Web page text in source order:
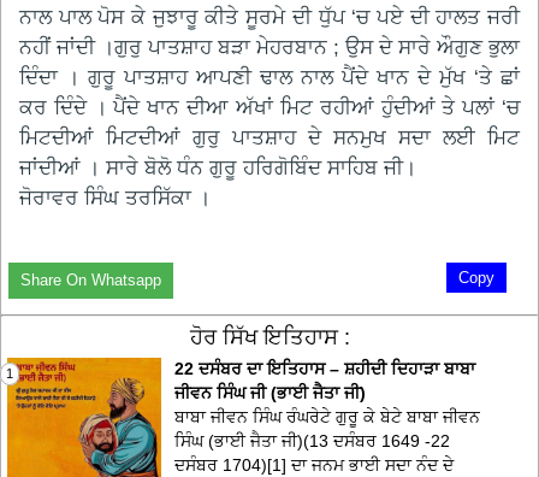
ਨਾਲ ਪਾਲ ਪੋਸ ਕੇ ਜੁਝਾਰੂ ਕੀਤੇ ਸੂਰਮੇ ਦੀ ਧੁੱਪ ‘ਚ ਪਏ ਦੀ ਹਾਲਤ ਜਰੀ
ਨਹੀਂ ਜਾਂਦੀ ।ਗੁਰੁ ਪਾਤਸ਼ਾਹ ਬੜਾ ਮੇਹਰਬਾਨ ; ਉਸ ਦੇ ਸਾਰੇ ਔਗੁਣ ਭੁਲਾ
ਦਿੰਦਾ । ਗੁਰੂ ਪਾਤਸ਼ਾਹ ਆਪਣੀ ਢਾਲ ਨਾਲ ਪੈਂਦੇ ਖਾਨ ਦੇ ਮੁੱਖ ‘ਤੇ ਛਾਂ
ਕਰ ਦਿੰਦੇ । ਪੈਂਦੇ ਖਾਨ ਦੀਆ ਅੱਖਾਂ ਮਿਟ ਰਹੀਆਂ ਹੁੰਦੀਆਂ ਤੇ ਪਲਾਂ ‘ਚ
ਮਿਟਦੀਆਂ ਮਿਟਦੀਆਂ ਗੁਰੁ ਪਾਤਸ਼ਾਹ ਦੇ ਸਨਮੁਖ ਸਦਾ ਲਈ ਮਿਟ
ਜਾਂਦੀਆਂ । ਸਾਰੇ ਬੋਲੋ ਧੰਨ ਗੁਰੂ ਹਰਿਗੋਬਿੰਦ ਸਾਹਿਬ ਜੀ।
ਜੋਰਾਵਰ ਸਿੰਘ ਤਰਸਿੱਕਾ ।
Copy
Share On Whatsapp
ਹੋਰ ਸਿੱਖ ਇਤਿਹਾਸ :
1
22 ਦਸੰਬਰ ਦਾ ਇਤਿਹਾਸ – ਸ਼ਹੀਦੀ ਦਿਹਾੜਾ ਬਾਬਾ
ਜੀਵਨ ਸਿੰਘ ਜੀ (ਭਾਈ ਜੈਤਾ ਜੀ)
ਬਾਬਾ ਜੀਵਨ ਸਿੰਘ ਰੰਘਰੇਟੇ ਗੁਰੂ ਕੇ ਬੇਟੇ ਬਾਬਾ ਜੀਵਨ
ਸਿੰਘ (ਭਾਈ ਜੈਤਾ ਜੀ)(13 ਦਸੰਬਰ 1649 -22
ਦਸੰਬਰ 1704)[1] ਦਾ ਜਨਮ ਭਾਈ ਸਦਾ ਨੰਦ ਦੇ